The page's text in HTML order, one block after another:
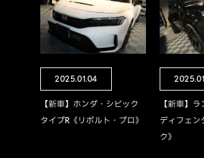
2025.01.04
【新車】ホンダ・シビック
タイプR《リボルト・プロ》
【新車】
ディフェン
ク》